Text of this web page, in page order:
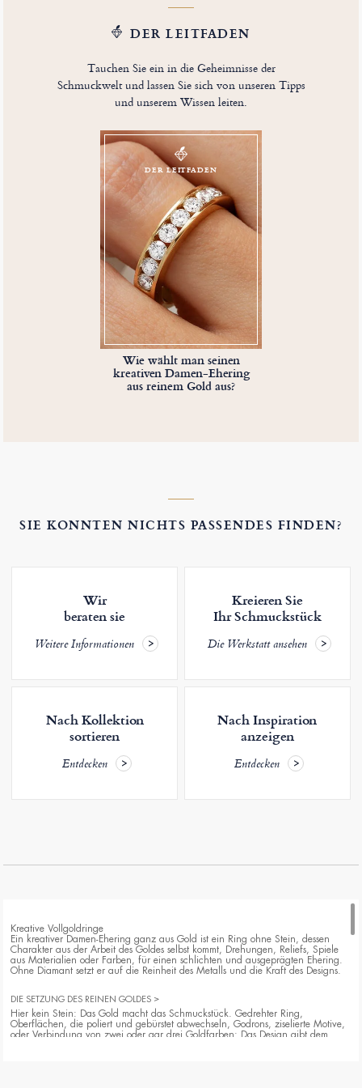
DER LEITFADEN
Tauchen Sie ein in die Geheimnisse der
Schmuckwelt und lassen Sie sich von unseren Tipps
und unserem Wissen leiten.
DER LEITFADEN
Wie wählt man seinen
kreativen Damen-Ehering
aus reinem Gold aus?
SIE KONNTEN NICHTS PASSENDES FINDEN?
Wir
beraten sie
Weitere Informationen
Kreieren Sie
Ihr Schmuckstück
Die Werkstatt ansehen
Nach Kollektion
sortieren
Entdecken
Nach Inspiration
anzeigen
Entdecken
Kreative Vollgoldringe
Ein kreativer Damen-Ehering ganz aus Gold ist ein Ring ohne Stein, dessen
Charakter aus der Arbeit des Goldes selbst kommt, Drehungen, Reliefs, Spiele
aus Materialien oder Farben, für einen schlichten und ausgeprägten Ehering.
Ohne Diamant setzt er auf die Reinheit des Metalls und die Kraft des Designs.
DIE SETZUNG DES REINEN GOLDES
Hier kein Stein: Das Gold macht das Schmuckstück. Gedrehter Ring,
Oberflächen, die poliert und gebürstet abwechseln, Godrons, ziselierte Motive,
oder Verbindung von zwei oder gar drei Goldfarben: Das Design gibt dem